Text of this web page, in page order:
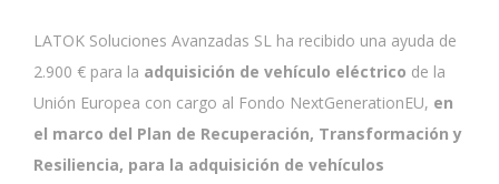
LATOK Soluciones Avanzadas SL ha recibido una ayuda de
2.900 € para la adquisición de vehículo eléctrico de la
Unión Europea con cargo al Fondo NextGenerationEU, en
el marco del Plan de Recuperación, Transformación y
Resiliencia, para la adquisición de vehículos